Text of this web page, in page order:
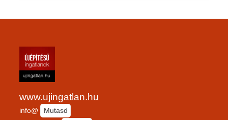
www.ujingatlan.hu
info@
Mutasd